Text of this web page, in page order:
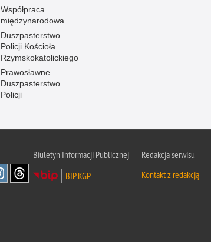
Współpraca
międzynarodowa
Duszpasterstwo
Policji Kościoła
Rzymskokatolickiego
Prawosławne
Duszpasterstwo
Policji
Biuletyn Informacji Publicznej
BIP KGP
Redakcja serwisu
Kontakt z redakcją